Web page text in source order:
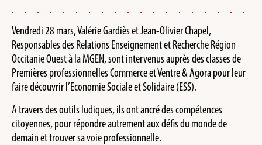
Vendredi 28 mars, Valérie Gardiès et Jean-Olivier Chapel,
Responsables des Relations Enseignement et Recherche Région
Occitanie Ouest à la MGEN, sont intervenus auprès des classes de
Premières professionnelles Commerce et Ventre & Agora pour leur
faire découvrir l’Economie Sociale et Solidaire (ESS).
A travers des outils ludiques, ils ont ancré des compétences
citoyennes, pour répondre autrement aux défis du monde de
demain et trouver sa voie professionnelle.